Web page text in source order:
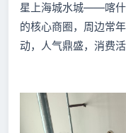
星上海城水城——喀什
的核心商圈，周边常
动，人气鼎盛，消费活